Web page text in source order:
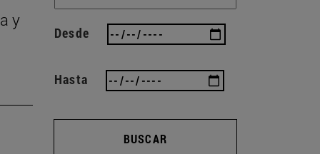
y
Desde
Hasta
BUSCAR